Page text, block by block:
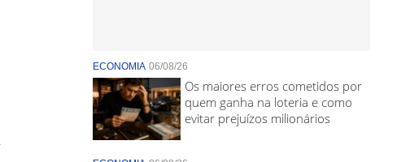
ECONOMIA 06/08/26
Os maiores erros cometidos por
quem ganha na loteria e como
evitar prejuízos milionários